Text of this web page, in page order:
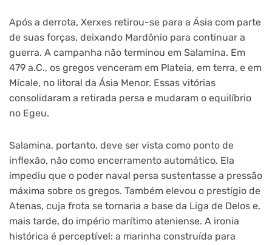
Após a derrota, Xerxes retirou-se para a Ásia com parte
de suas forças, deixando Mardônio para continuar a
guerra. A campanha não terminou em Salamina. Em
479 a.C., os gregos venceram em Plateia, em terra, e em
Mícale, no litoral da Ásia Menor. Essas vitórias
consolidaram a retirada persa e mudaram o equilíbrio
no Egeu.
Salamina, portanto, deve ser vista como ponto de
inflexão, não como encerramento automático. Ela
impediu que o poder naval persa sustentasse a pressão
máxima sobre os gregos. Também elevou o prestígio de
Atenas, cuja frota se tornaria a base da Liga de Delos e,
mais tarde, do império marítimo ateniense. A ironia
histórica é perceptível: a marinha construída para